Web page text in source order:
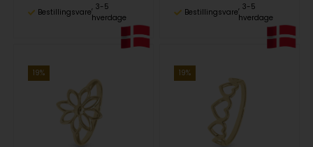
Bestillingsvare
3-5
hverdage
Bestillingsvare
3-5
hverdage
19% 19%